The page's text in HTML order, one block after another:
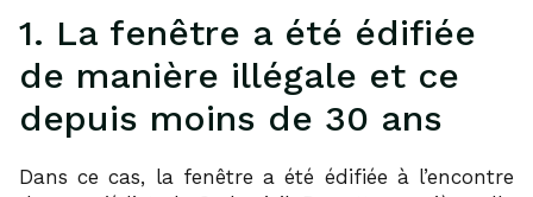
1. La fenêtre a été édifiée
de manière illégale et ce
depuis moins de 30 ans
Dans ce cas, la fenêtre a été édifiée à l’encontre